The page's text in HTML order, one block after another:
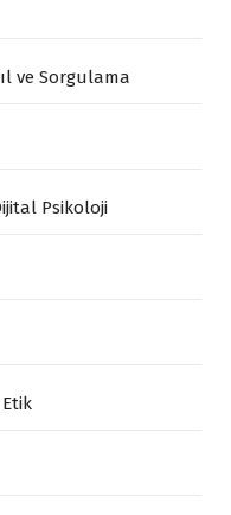
ve Sorgulama
Psikoloji